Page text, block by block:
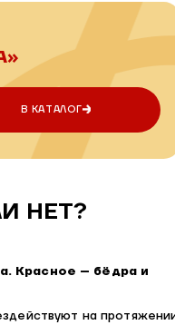
В КАТАЛОГ
НЕТ?
Красное – бёдра и
на